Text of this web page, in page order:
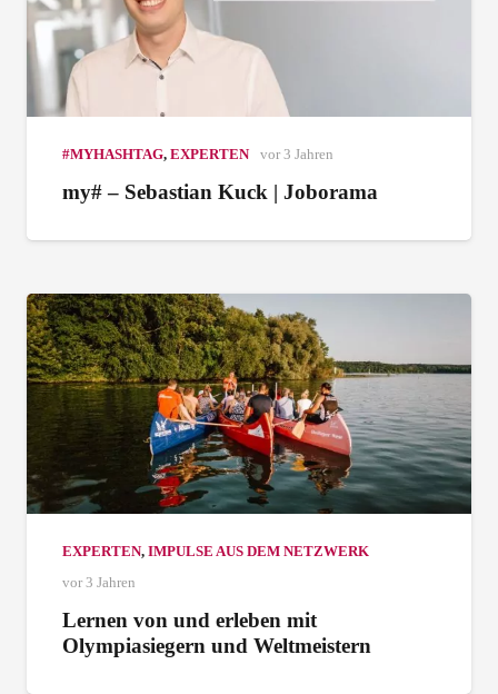
#MYHASHTAG, EXPERTEN vor 3 Jahren
my# – Sebastian Kuck | Joborama
EXPERTEN, IMPULSE AUS DEM NETZWERK
vor 3 Jahren
Lernen von und erleben mit
Olympiasiegern und Weltmeistern